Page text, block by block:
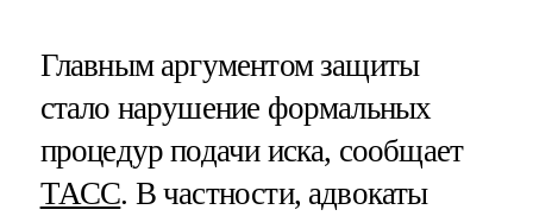
Главным аргументом защиты
стало нарушение формальных
процедур подачи иска, сообщает
ТАСС. В частности, адвокаты